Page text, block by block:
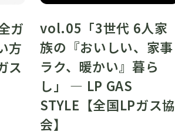
ガ
方
ス
vol.05「3世代 6人家
族の『おいしい、家事
ラク、暖かい』暮ら
し」 ― LP GAS
STYLE【全国LPガス協
会】